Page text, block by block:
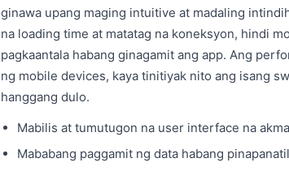
ginawa upang maging intuitive at madaling
na loading time at matatag na koneksyon, hindi
pagkaantala habang ginagamit ang app. Ang
ng mobile devices, kaya tinitiyak nito ang isang
hanggang dulo.
Mabilis at tumutugon na user interface na
Mababang paggamit ng data habang